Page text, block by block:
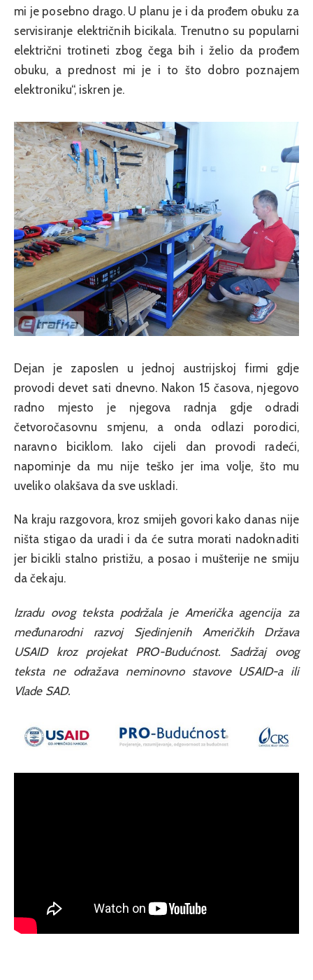
mi je posebno drago. U planu je i da prođem obuku za
servisiranje električnih bicikala. Trenutno su popularni
električni trotineti zbog čega bih i želio da prođem
obuku, a prednost mi je i to što dobro poznajem
elektroniku“, iskren je.
Dejan je zaposlen u jednoj austrijskoj firmi gdje
provodi devet sati dnevno. Nakon 15 časova, njegovo
radno mjesto je njegova radnja gdje odradi
četvoročasovnu smjenu, a onda odlazi porodici,
naravno biciklom. Iako cijeli dan provodi radeći,
napominje da mu nije teško jer ima volje, što mu
uveliko olakšava da sve uskladi.
Na kraju razgovora, kroz smijeh govori kako danas nije
ništa stigao da uradi i da će sutra morati nadoknaditi
jer bicikli stalno pristižu, a posao i mušterije ne smiju
da čekaju.
Izradu ovog teksta podržala je Američka agencija za
međunarodni razvoj Sjedinjenih Američkih Država
USAID kroz projekat PRO-Budućnost. Sadržaj ovog
teksta ne odražava neminovno stavove USAID-a ili
Vlade SAD.